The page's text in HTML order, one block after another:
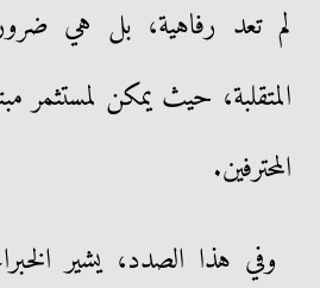
لم تعد رفاهية، بل هي
المتقلبة، حيث يمكن
المحترفين.
وفي هذا الصدد، يشير